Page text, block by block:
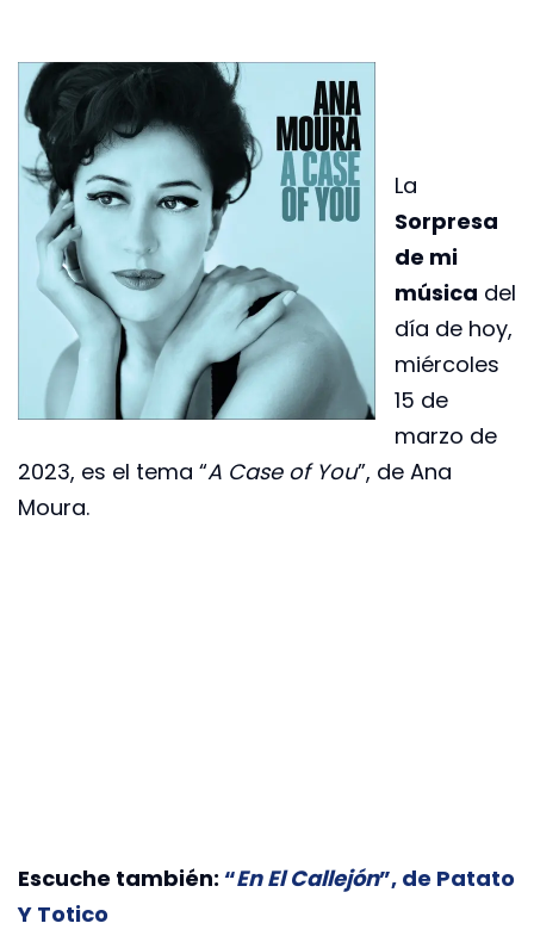
La
Sorpresa
de mi
música del
día de hoy,
miércoles
15 de
marzo de
2023, es el tema “A Case of You”, de Ana
Moura.
Escuche también: “En El Callejón”, de Patato
Y Totico